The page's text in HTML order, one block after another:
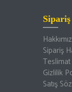
Sipariş
Gizlilik
Satış